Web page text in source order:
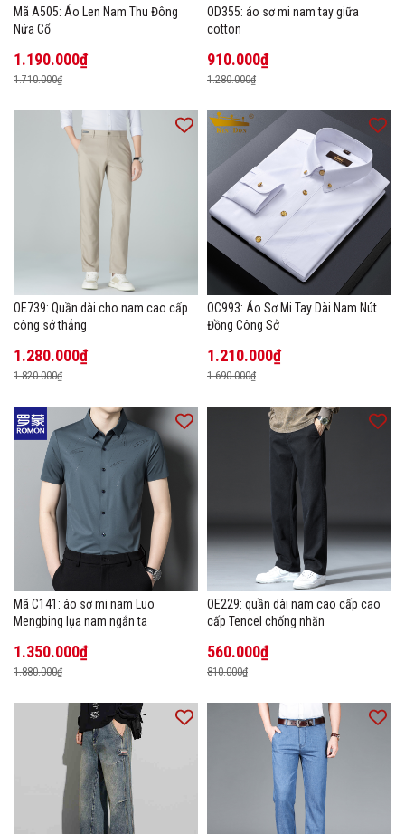
Mã A505: Áo Len Nam Thu Đông
Nửa Cổ
1.190.000₫
1.710.000₫
OD355: áo sơ mi nam tay giữa
cotton
910.000₫
1.280.000₫
OE739: Quần dài cho nam cao cấp
công sở thẳng
1.280.000₫
1.820.000₫
OC993: Áo Sơ Mi Tay Dài Nam Nút
Đồng Công Sở
1.210.000₫
1.690.000₫
Mã C141: áo sơ mi nam Luo
Mengbing lụa nam ngắn ta
1.350.000₫
1.880.000₫
OE229: quần dài nam cao cấp cao
cấp Tencel chống nhăn
560.000₫
810.000₫